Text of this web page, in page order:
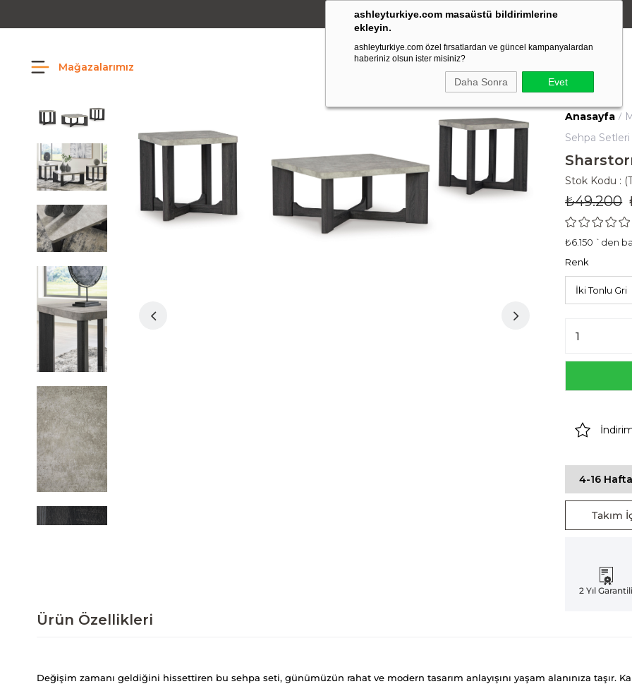
ashleyturkiye.com masaüstü bildirimlerine
ekleyin.
ashleyturkiye.com özel fırsatlardan ve güncel kampanyalardan
haberiniz olsun ister misiniz?
Daha Sonra Evet
Amerikan Stili Ergonomik Tasarım
Mağazalarımız
Anasayfa
Sehpa Setleri
Stok Kodu
₺49.200
₺6.150 `den
Renk
4-16
Takım
2 Yıl Garantili
Ürün Özellikleri
Değişim zamanı geldiğini hissettiren bu sehpa seti, günümüzün rahat ve modern tasarım anlayışını yaşam alanınıza taşır.